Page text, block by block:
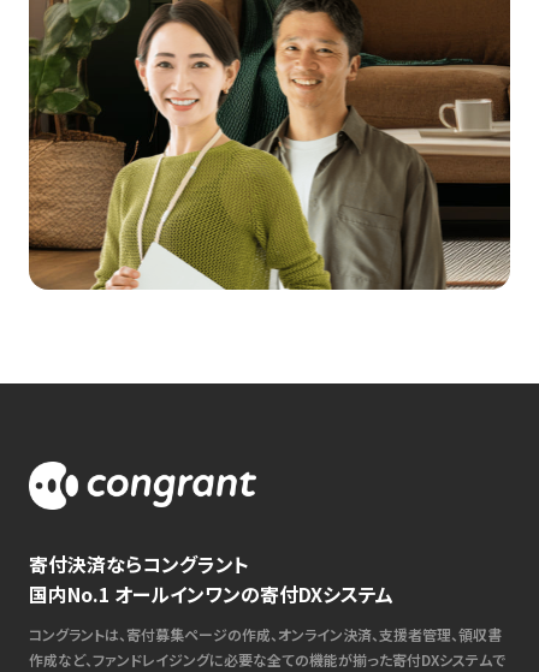
寄付決済ならコングラント
国内No.1 オールインワンの寄付DXシステム
コングラントは、寄付募集ページの作成、オンライン決済、支援者管理、領収書
作成など、ファンドレイジングに必要な全ての機能が揃った寄付DXシステムで